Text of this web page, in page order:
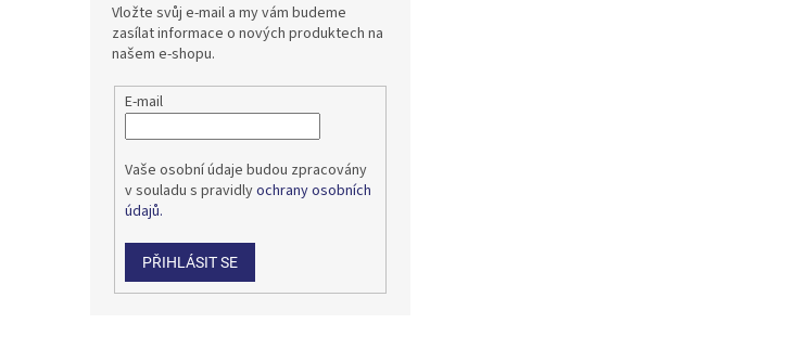
Vložte svůj e-mail a my vám budeme
zasílat informace o nových produktech na
našem e-shopu.
E-mail
Vaše osobní údaje budou zpracovány
v souladu s pravidlyochrany osobních
údajů.
PŘIHLÁSIT SE